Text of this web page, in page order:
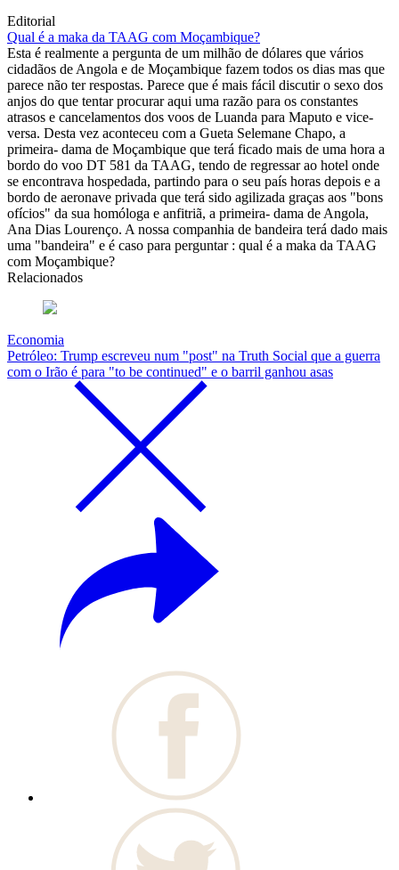
Editorial
Qual é a maka da TAAG com Moçambique?
Esta é realmente a pergunta de um milhão de dólares que vários
cidadãos de Angola e de Moçambique fazem todos os dias mas que
parece não ter respostas. Parece que é mais fácil discutir o sexo dos
anjos do que tentar procurar aqui uma razão para os constantes
atrasos e cancelamentos dos voos de Luanda para Maputo e vice-
versa. Desta vez aconteceu com a Gueta Selemane Chapo, a
primeira- dama de Moçambique que terá ficado mais de uma hora a
bordo do voo DT 581 da TAAG, tendo de regressar ao hotel onde
se encontrava hospedada, partindo para o seu país horas depois e a
bordo de aeronave privada que terá sido agilizada graças aos "bons
ofícios" da sua homóloga e anfitriã, a primeira- dama de Angola,
Ana Dias Lourenço. A nossa companhia de bandeira terá dado mais
uma "bandeira" e é caso para perguntar : qual é a maka da TAAG
com Moçambique?
Relacionados
Economia
Petróleo: Trump escreveu num "post" na Truth Social que a guerra
com o Irão é para "to be continued" e o barril ganhou asas